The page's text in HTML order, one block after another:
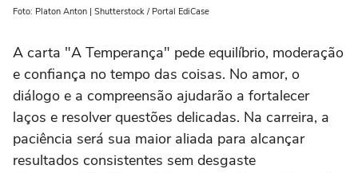
Foto: Platon Anton | Shutterstock / Portal EdiCase
A carta "A Temperança" pede equilíbrio, moderação
e confiança no tempo das coisas. No amor, o
diálogo e a compreensão ajudarão a fortalecer
laços e resolver questões delicadas. Na carreira, a
paciência será sua maior aliada para alcançar
resultados consistentes sem desgaste